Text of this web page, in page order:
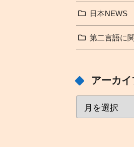
日本NEWS
第二言語に
アーカイ